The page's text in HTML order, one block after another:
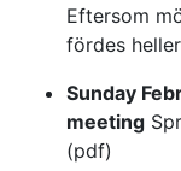
Eftersom
fördes
Sunday
meeting
(pdf)